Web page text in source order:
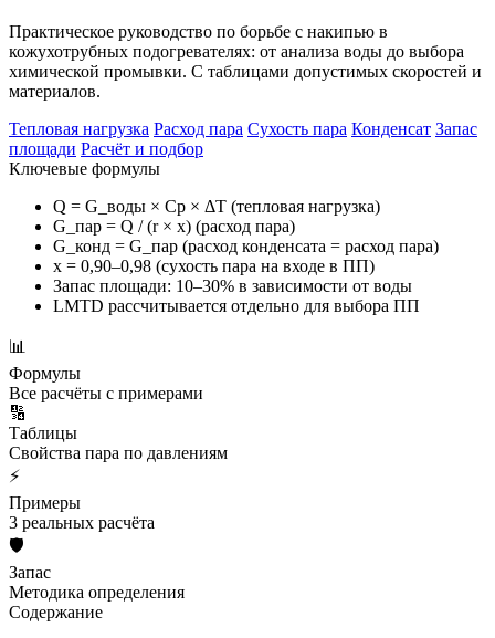
Практическое руководство по борьбе с накипью в
кожухотрубных подогревателях: от анализа воды до выбора
химической промывки. С таблицами допустимых скоростей и
материалов.
Тепловая нагрузка Расход пара Сухость пара Конденсат Запас
площади Расчёт и подбор
Ключевые формулы
Q = G_воды × Cp × ΔT (тепловая нагрузка)
G_пар = Q / (r × x) (расход пара)
G_конд = G_пар (расход конденсата = расход пара)
x = 0,90–0,98 (сухость пара на входе в ПП)
Запас площади: 10–30% в зависимости от воды
LMTD рассчитывается отдельно для выбора ПП
📊
Формулы
Все расчёты с примерами
🔢
Таблицы
Свойства пара по давлениям
⚡
Примеры
3 реальных расчёта
🛡️
Запас
Методика определения
Содержание